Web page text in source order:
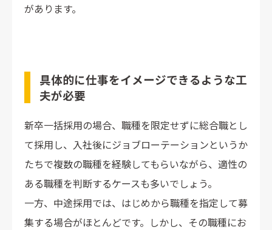
があります。
具体的に仕事をイメージできるような工
夫が必要
新卒一括採用の場合、職種を限定せずに総合職とし
て採用し、入社後にジョブローテーションというか
たちで複数の職種を経験してもらいながら、適性の
ある職種を判断するケースも多いでしょう。
一方、中途採用では、はじめから職種を指定して募
集する場合がほとんどです。しかし、その職種にお